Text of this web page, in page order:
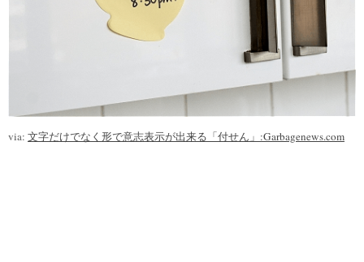
via: 文字だけでなく形で意志表示が出来る「付せん」:Garbagenews.com